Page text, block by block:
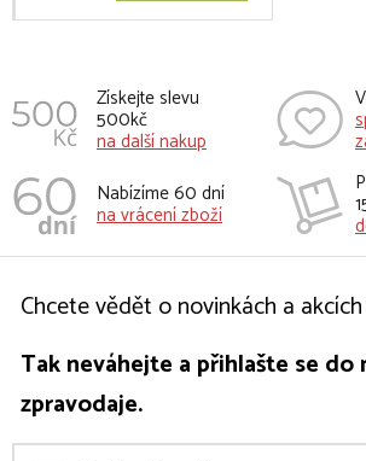
Získejte slevu
500kč
na další nakup
Nabízíme 60 dní
na vrácení zboží
Chcete vědět o novinkách a
Tak neváhejte a přihlašte se do
zpravodaje.